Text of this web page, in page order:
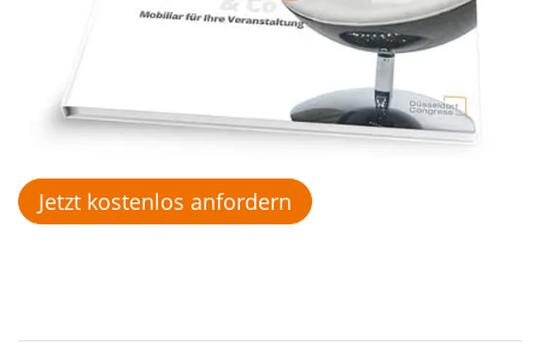
Jetzt kostenlos anfordern